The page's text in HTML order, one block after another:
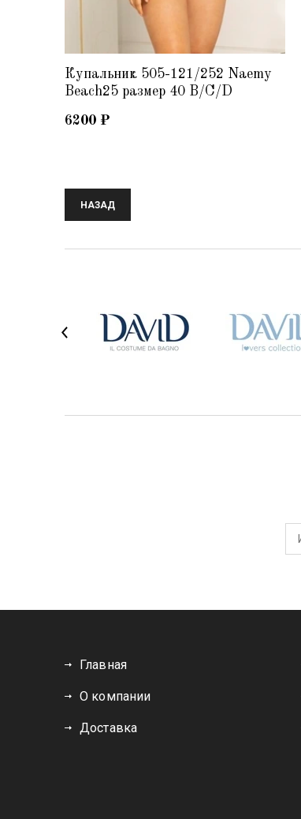
Купальник 505-121/252 Naemy
Beach25 размер 40 B/C/D
6200 ₽
НАЗАД
Главная
О компании
Доставка